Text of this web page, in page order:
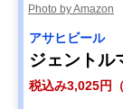
Photo by Amazon
アサヒビール
ジェントル
税込み3,025円